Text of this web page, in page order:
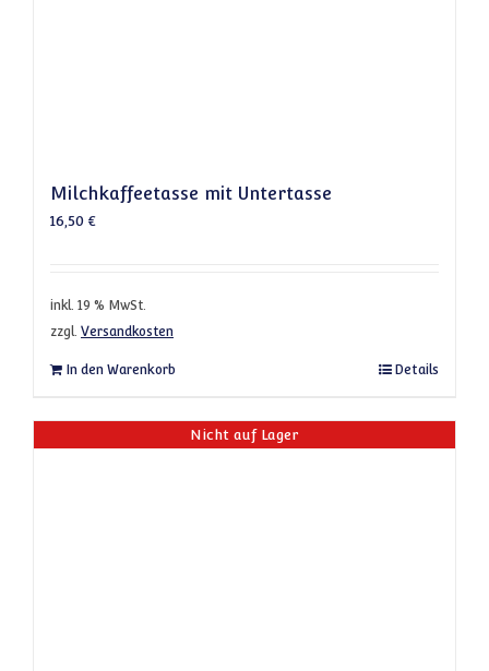
Milchkaffeetasse mit Untertasse
16,50 €
inkl. 19 % MwSt.
zzgl. Versandkosten
In den Warenkorb Details
Nicht auf Lager